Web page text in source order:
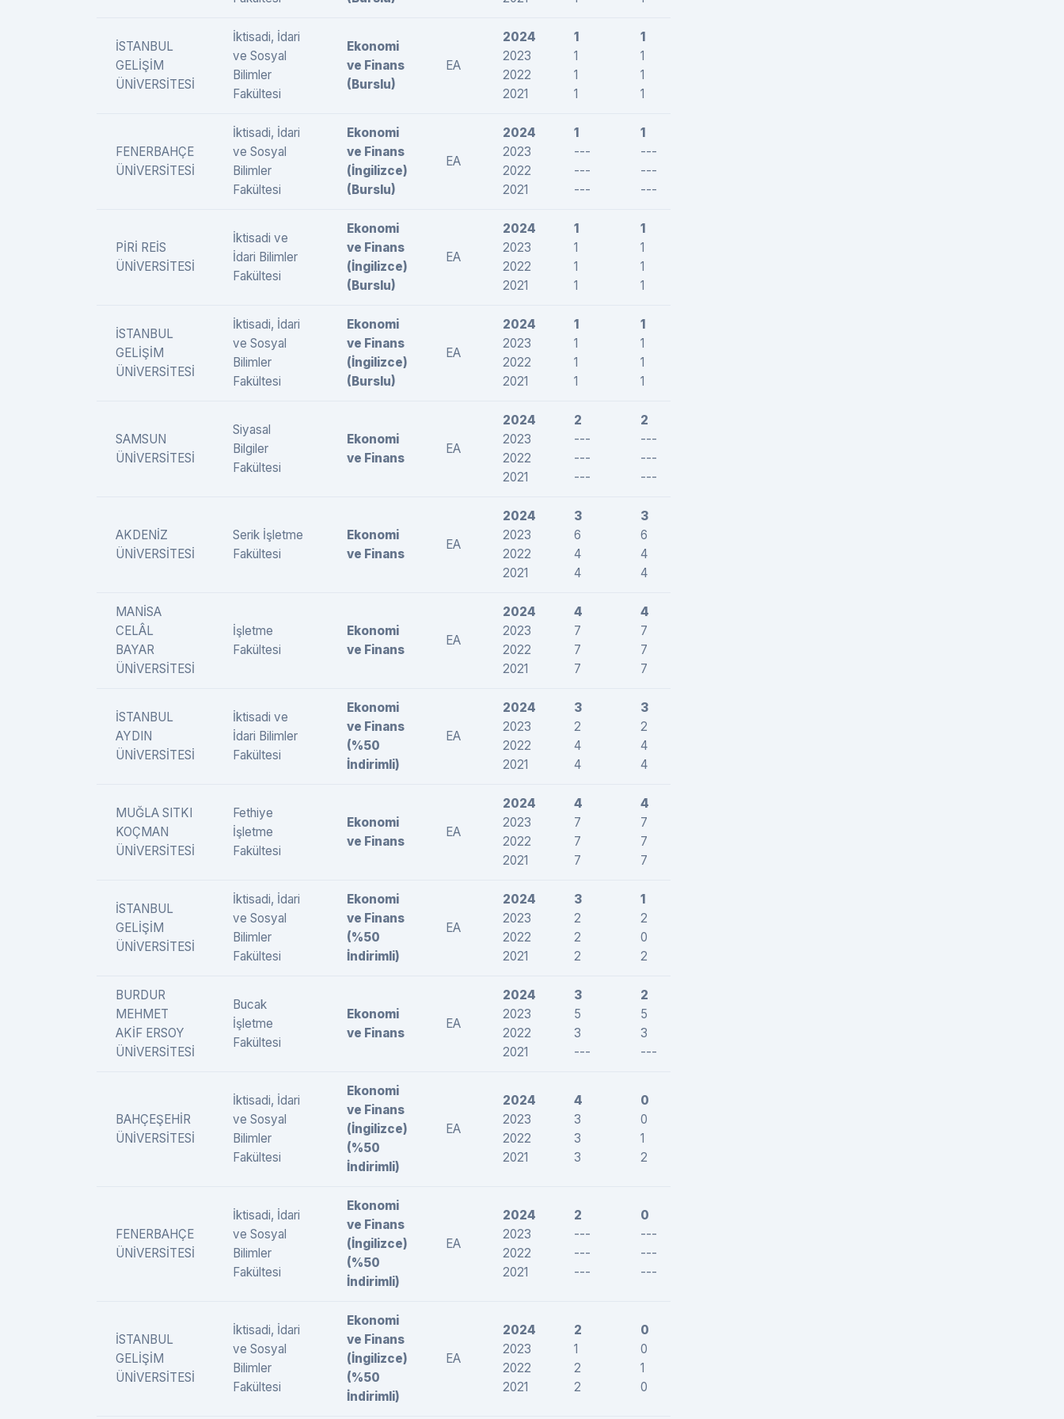
İSTANBUL
GELİŞİM
ÜNİVERSİTESİ
İktisadi, İdari
ve Sosyal
Bilimler
Fakültesi
Ekonomi
ve Finans
(Burslu)
EA
2024
2023
2022
2021
1
1
1
1
1
1
1
1
FENERBAHÇE
ÜNİVERSİTESİ
İktisadi, İdari
ve Sosyal
Bilimler
Fakültesi
Ekonomi
ve Finans
(İngilizce)
(Burslu)
EA
2024
2023
2022
2021
1
---
---
---
1
---
---
---
PİRİ REİS
ÜNİVERSİTESİ
İktisadi ve
İdari Bilimler
Fakültesi
Ekonomi
ve Finans
(İngilizce)
(Burslu)
EA
2024
2023
2022
2021
1
1
1
1
1
1
1
1
İSTANBUL
GELİŞİM
ÜNİVERSİTESİ
İktisadi, İdari
ve Sosyal
Bilimler
Fakültesi
Ekonomi
ve Finans
(İngilizce)
(Burslu)
EA
2024
2023
2022
2021
1
1
1
1
1
1
1
1
SAMSUN
ÜNİVERSİTESİ
Siyasal
Bilgiler
Fakültesi
Ekonomi
ve Finans
EA
2024
2023
2022
2021
2
---
---
---
2
---
---
---
AKDENİZ
ÜNİVERSİTESİ
Serik İşletme
Fakültesi
Ekonomi
ve Finans
EA
2024
2023
2022
2021
3
6
4
4
3
6
4
4
MANİSA
CELÂL
BAYAR
ÜNİVERSİTESİ
İşletme
Fakültesi
Ekonomi
ve Finans
EA
2024
2023
2022
2021
4
7
7
7
4
7
7
7
İSTANBUL
AYDIN
ÜNİVERSİTESİ
İktisadi ve
İdari Bilimler
Fakültesi
Ekonomi
ve Finans
(%50
İndirimli)
EA
2024
2023
2022
2021
3
2
4
4
3
2
4
4
MUĞLA SITKI
KOÇMAN
ÜNİVERSİTESİ
Fethiye
İşletme
Fakültesi
Ekonomi
ve Finans
EA
2024
2023
2022
2021
4
7
7
7
4
7
7
7
İSTANBUL
GELİŞİM
ÜNİVERSİTESİ
İktisadi, İdari
ve Sosyal
Bilimler
Fakültesi
Ekonomi
ve Finans
(%50
İndirimli)
EA
2024
2023
2022
2021
3
2
2
2
1
2
0
2
BURDUR
MEHMET
AKİF ERSOY
ÜNİVERSİTESİ
Bucak
İşletme
Fakültesi
Ekonomi
ve Finans
EA
2024
2023
2022
2021
3
5
3
---
2
5
3
---
BAHÇEŞEHİR
ÜNİVERSİTESİ
İktisadi, İdari
ve Sosyal
Bilimler
Fakültesi
Ekonomi
ve Finans
(İngilizce)
(%50
İndirimli)
EA
2024
2023
2022
2021
4
3
3
3
0
0
1
2
FENERBAHÇE
ÜNİVERSİTESİ
İktisadi, İdari
ve Sosyal
Bilimler
Fakültesi
Ekonomi
ve Finans
(İngilizce)
(%50
İndirimli)
EA
2024
2023
2022
2021
2
---
---
---
0
---
---
---
İSTANBUL
GELİŞİM
ÜNİVERSİTESİ
İktisadi, İdari
ve Sosyal
Bilimler
Fakültesi
Ekonomi
ve Finans
(İngilizce)
(%50
İndirimli)
EA
2024
2023
2022
2021
2
1
2
2
0
0
1
0